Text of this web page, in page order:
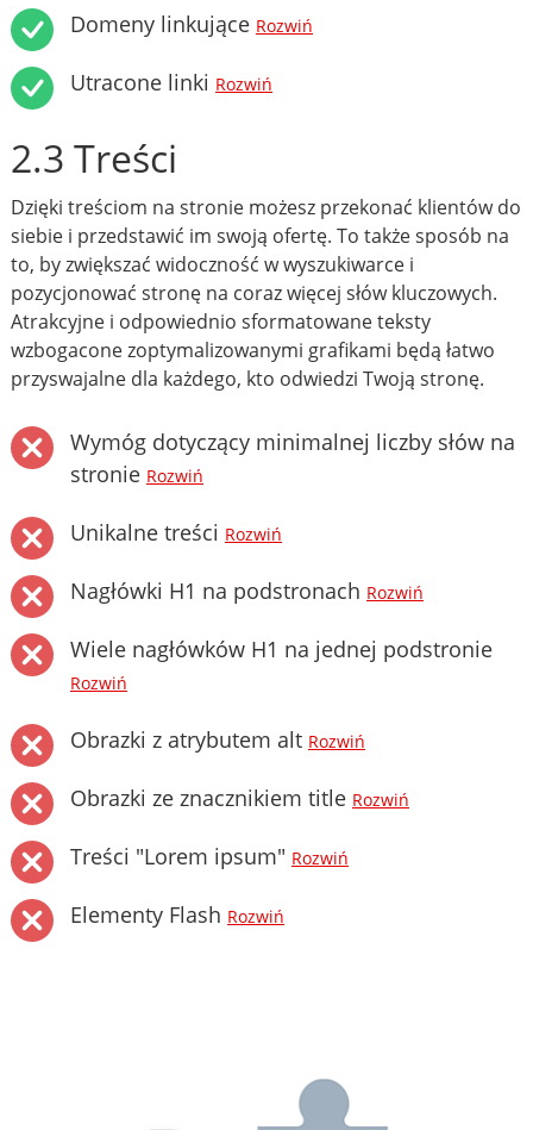
Domeny linkujące Rozwiń
Utracone linki Rozwiń
2.3 Treści
Dzięki treściom na stronie możesz przekonać klientów do
siebie i przedstawić im swoją ofertę. To także sposób na
to, by zwiększać widoczność w wyszukiwarce i
pozycjonować stronę na coraz więcej słów kluczowych.
Atrakcyjne i odpowiednio sformatowane teksty
wzbogacone zoptymalizowanymi grafikami będą łatwo
przyswajalne dla każdego, kto odwiedzi Twoją stronę.
Wymóg dotyczący minimalnej liczby słów na
stronie Rozwiń
Unikalne treści Rozwiń
Nagłówki H1 na podstronach Rozwiń
Wiele nagłówków H1 na jednej podstronie
Rozwiń
Obrazki z atrybutem alt Rozwiń
Obrazki ze znacznikiem title Rozwiń
Treści "Lorem ipsum" Rozwiń
Elementy Flash Rozwiń